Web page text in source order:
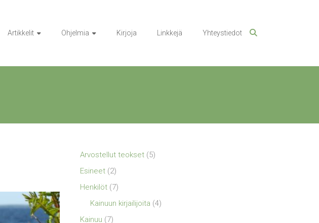
Artikkelit Ohjelmia Kirjoja Linkkejä Yhteystiedot
Arvostellut teokset (5)
Esineet (2)
Henkilöt (7)
Kainuun kirjailijoita (4)
Kainuu (7)